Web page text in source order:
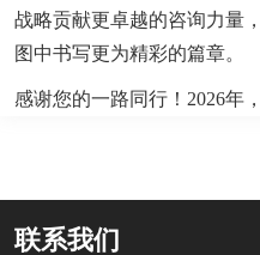
战略贡献更卓越的咨询力量
图中书写更为精彩的篇章。
感谢您的一路同行！2026年
联系我们